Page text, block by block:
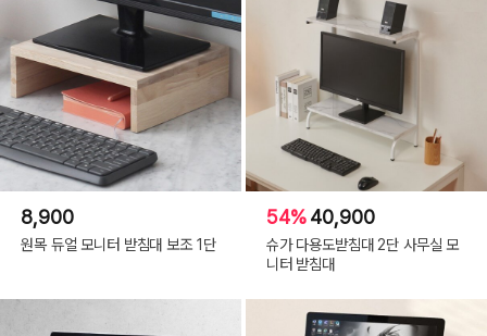
8,900
원목 듀얼 모니터 받침대 보조 1단
54%40,900
슈가 다용도받침대 2단 사무실 모
니터 받침대